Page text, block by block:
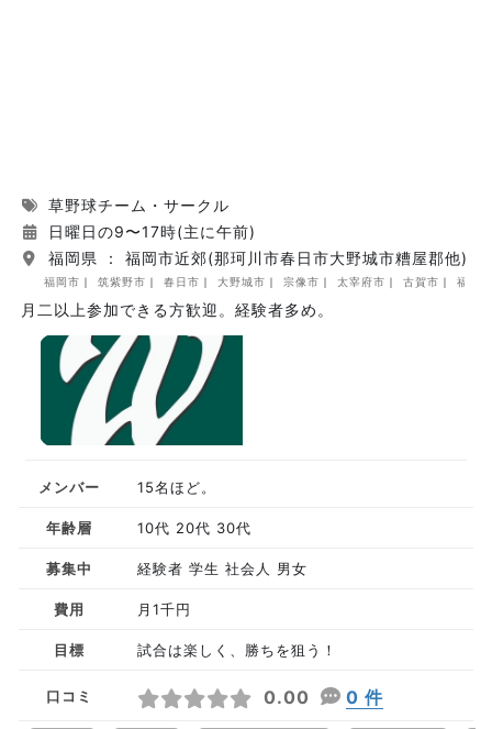
草野球チーム・サークル
日曜日の9〜17時(主に午前)
福岡県 ： 福岡市近郊(那珂川市春日市大野城市糟屋郡他)
福岡市 筑紫野市 春日市 大野城市 宗像市 太宰府市 古賀市 福津市
月二以上参加できる方歓迎。経験者多め。
メンバー 15名ほど。
年齢層 10代 20代 30代
募集中 経験者 学生 社会人 男女
費用 月1千円
目標 試合は楽しく、勝ちを狙う！
口コミ 0.00 0 件